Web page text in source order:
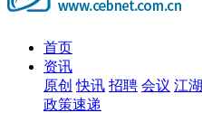
首页
资讯
原创 快讯 招聘 会议 江湖
政策速递